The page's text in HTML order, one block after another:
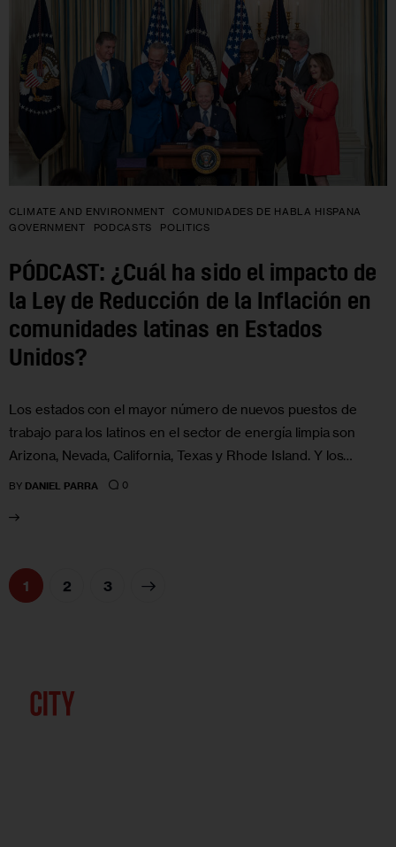
CLIMATE AND ENVIRONMENT
COMUNIDADES DE HABLA HISPANA
GOVERNMENT
PODCASTS POLITICS
PÓDCAST: ¿Cuál ha sido el impacto de
la Ley de Reducción de la Inflación en
comunidades latinas en Estados
Unidos?
Los estados con el mayor número de nuevos puestos de
trabajo para los latinos en el sector de energía limpia son
Arizona, Nevada, California, Texas y Rhode Island. Y los…
BY DANIEL PARRA 0
1 2 3